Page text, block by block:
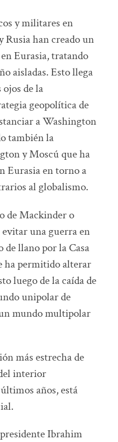
y militares en
han creado un
Eurasia, tratando
aisladas. Esto llega
de la
geopolítica de
a Washington
también la
y Moscú que ha
Eurasia en torno a
al globalismo.
de Mackinder o
una guerra en
de llano por la Casa
ha permitido alterar
luego de la caída de
unipolar de
mundo multipolar
más estrecha de
interior
años, está
Ibrahim